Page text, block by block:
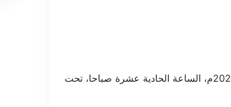
اجتمع المجلس الأعلى للفتوى والمظالم اليوم: الخميس الموافق 2026/07/09م، الساعة الحادية عشرة صباحا، تحت